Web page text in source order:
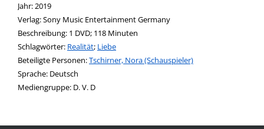
Jahr:2019
Verlag:Sony Music Entertainment Germany
opens in new tab
Diesen Link in neuem Tab öffnen
Suche nach dieser Systematik
Suche nach diesem Interessenskreis
Beschreibung: 1 DVD; 118 Minuten
Schlagwörter: Realität; Liebe
Beteiligte Personen:Suche nach dieser Beteiligten Person
Tschirner, Nora (Schauspieler)
Sprache: Deutsch
Mediengruppe: D. V. D